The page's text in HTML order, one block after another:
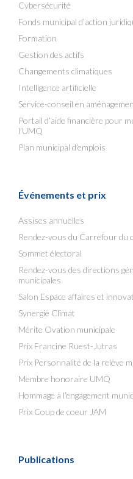
Cybersécurité
Fonds municipal d’action
Formation
Gestion des actifs
Changements climatiques
Intelligence artificielle
Service-conseil en
Portail d’aide financière pour
l’UMQ
Plan municipal d’emplois
Événements et prix
Assises annuelles
Rendez-vous du Carrefour du
Sommet électoral
Rendez-vous des directions
municipales
Salon Espace affaires et
Synergie Climat
Mérite Ovation municipale
Prix Francine Ruest-Jutras
Prix Personnalité de la relève
Membre honoraire UMQ
Hommage à l’engagement
Prix Coup de coeur JAM
Publications